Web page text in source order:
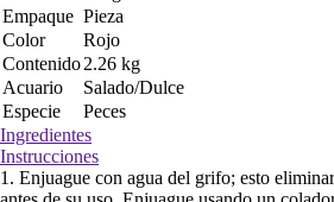
Empaque Pieza
Color
Rojo
Contenido2.26 kg
Acuario
Salado/Dulce
Especie
Peces
Ingredientes
Instrucciones
1. Enjuague con agua del grifo; esto